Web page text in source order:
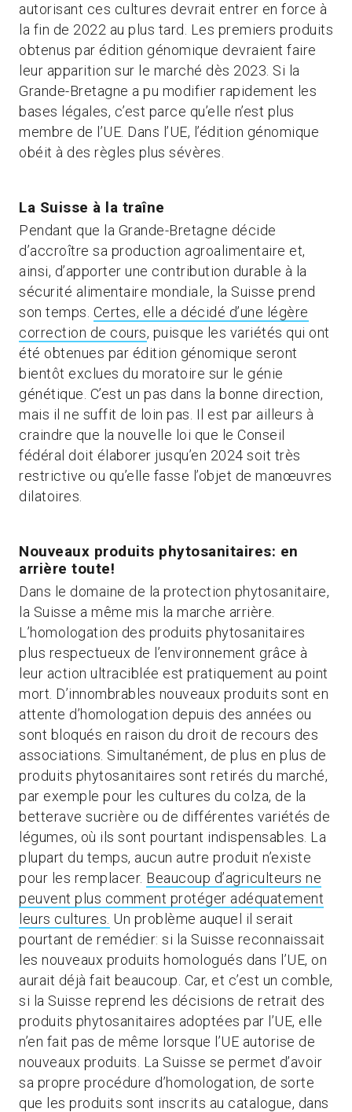
autorisant ces cultures devrait entrer en force à
la fin de 2022 au plus tard. Les premiers produits
obtenus par édition génomique devraient faire
leur apparition sur le marché dès 2023. Si la
Grande-Bretagne a pu modifier rapidement les
bases légales, c’est parce qu’elle n’est plus
membre de l’UE. Dans l’UE, l’édition génomique
obéit à des règles plus sévères.
La Suisse à la traîne
Pendant que la Grande-Bretagne décide
d’accroître sa production agroalimentaire et,
ainsi, d’apporter une contribution durable à la
sécurité alimentaire mondiale, la Suisse prend
son temps. Certes, elle a décidé d’une légère
correction de cours, puisque les variétés qui ont
été obtenues par édition génomique seront
bientôt exclues du moratoire sur le génie
génétique. C’est un pas dans la bonne direction,
mais il ne suffit de loin pas. Il est par ailleurs à
craindre que la nouvelle loi que le Conseil
fédéral doit élaborer jusqu’en 2024 soit très
restrictive ou qu’elle fasse l’objet de manœuvres
dilatoires.
Nouveaux produits phytosanitaires: en
arrière toute!
Dans le domaine de la protection phytosanitaire,
la Suisse a même mis la marche arrière.
L’homologation des produits phytosanitaires
plus respectueux de l’environnement grâce à
leur action ultraciblée est pratiquement au point
mort. D’innombrables nouveaux produits sont en
attente d’homologation depuis des années ou
sont bloqués en raison du droit de recours des
associations. Simultanément, de plus en plus de
produits phytosanitaires sont retirés du marché,
par exemple pour les cultures du colza, de la
betterave sucrière ou de différentes variétés de
légumes, où ils sont pourtant indispensables. La
plupart du temps, aucun autre produit n’existe
pour les remplacer. Beaucoup d’agriculteurs ne
peuvent plus comment protéger adéquatement
leurs cultures. Un problème auquel il serait
pourtant de remédier: si la Suisse reconnaissait
les nouveaux produits homologués dans l’UE, on
aurait déjà fait beaucoup. Car, et c’est un comble,
si la Suisse reprend les décisions de retrait des
produits phytosanitaires adoptées par l’UE, elle
n’en fait pas de même lorsque l’UE autorise de
nouveaux produits. La Suisse se permet d’avoir
sa propre procédure d’homologation, de sorte
que les produits sont inscrits au catalogue, dans